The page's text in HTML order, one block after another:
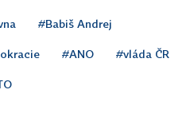
#Babiš Andrej
#ANO #vláda ČR